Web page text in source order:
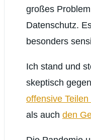
großes
Datenschutz.
besonders
Ich stand und
skeptisch
offensive
als auch den